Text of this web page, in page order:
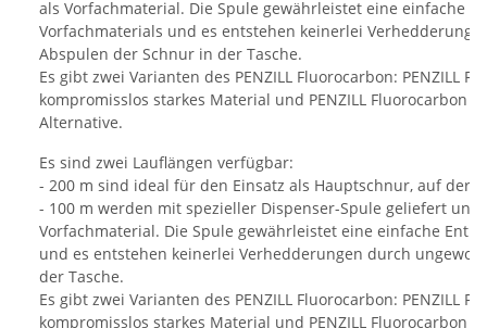
als Vorfachmaterial. Die Spule gewährleistet eine einfache
Vorfachmaterials und es entstehen keinerlei
Abspulen der Schnur in der Tasche.
Es gibt zwei Varianten des PENZILL Fluorocarbon: PENZILL
kompromisslos starkes Material und PENZILL Fluorocarbon
Alternative.
Es sind zwei Lauflängen verfügbar:
- 200 m sind ideal für den Einsatz als Hauptschnur, auf der
- 100 m werden mit spezieller Dispenser-Spule geliefert
Vorfachmaterial. Die Spule gewährleistet eine einfache
und es entstehen keinerlei Verhedderungen durch
der Tasche.
Es gibt zwei Varianten des PENZILL Fluorocarbon: PENZILL
kompromisslos starkes Material und PENZILL Fluorocarbon